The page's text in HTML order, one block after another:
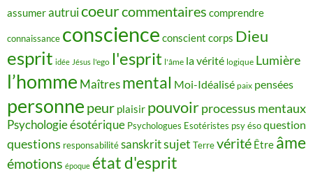
assumerautruicoeurcommentaires comprendre
connaissance conscience conscient corps Dieu
esprit idée Jésus l'ego l'esprit l'âme la vérité logique Lumière
l’homme Maîtres mental Moi-Idéalisé paix pensées
personne peur plaisir pouvoirprocessus mentaux
Psychologie ésotérique Psychologues Esotéristes psy ésoquestion
questions responsabilitésanskritsujet Terrevérité Être âme
émotions époque état d'esprit